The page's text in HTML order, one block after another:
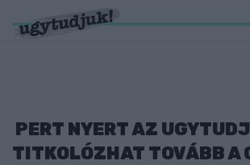
PERT NYERT AZ
TITKOLÓZHAT TOVÁBB A